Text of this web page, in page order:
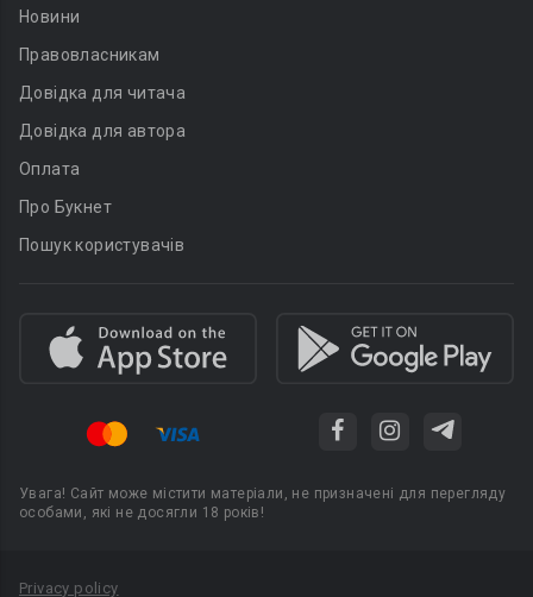
Новини
Правовласникам
Довідка для читача
Довідка для автора
Оплата
Про Букнет
Пошук користувачів
Увага! Сайт може містити матеріали, не призначені для перегляду
особами, які не досягли 18 років!
Privacy policy